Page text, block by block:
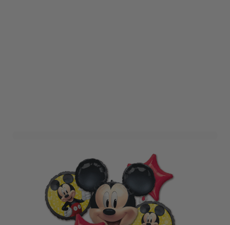
Folieballon Boeket Mickey
Mouse (5st)
Art. nr. 4070101
Informeer mij wanneer dit product op voorraad is